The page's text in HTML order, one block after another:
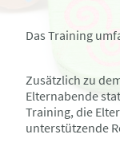
Das Training
Zusätzlich zu
Elternabende
Training, die
unterstützende